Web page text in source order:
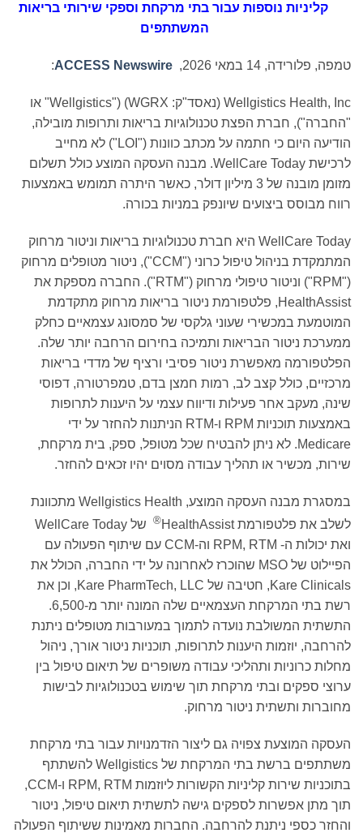
קליניות נוספות עבור בתי מרקחת וספקי שירותי בריאות
המשתתפים
טמפה, פלורידה, 14 במאי 2026, ACCESS Newswire
:
Wellgistics Health, Inc (נאסד"ק: WGRX) ("Wellgistics" או
"החברה"), חברת הפצת טכנולוגיות בריאות ותרופות מובילה,
הודיעה היום כי חתמה על מכתב כוונות ("LOI") לא מחייב
לרכישת WellCare Today. מבנה העסקה המוצע כולל תשלום
מזומן מובנה של 3 מיליון דולר, כאשר היתרה תמומש באמצעות
רווח מבוסס ביצועים שיונפק במניות בכורה.
WellCare Today היא חברת טכנולוגיות בריאות וניטור מרחוק
המתמקדת בניהול טיפול כרוני ("CCM"), ניטור מטופלים מרחוק
("RPM") וניטור טיפולי מרחוק ("RTM"). החברה מספקת את
HealthAssist, פלטפורמת ניטור בריאות מרחוק מתקדמת
המוטמעת במכשירי שעוני גלקסי של סמסונג עצמאיים כחלק
ממערכת ניטור הבריאות ותמיכה בחירום הרחבה יותר שלה.
הפלטפורמה מאפשרת ניטור פסיבי ורציף של מדדי בריאות
מרכזיים, כולל קצב לב, רמות חמצן בדם, טמפרטורה, דפוסי
שינה, מעקב אחר פעילות ודיווח עצמי על היענות לתרופות
באמצעות תוכניות RPM ו-RTM הניתנות להחזר על ידי
Medicare. לא ניתן להבטיח שכל מטופל, ספק, בית מרקחת,
שירות, מכשיר או תהליך עבודה מסוים יהיו זכאים להחזר.
במסגרת מבנה העסקה המוצע, Wellgistics Health מתכוונת
לשלב את פלטפורמת HealthAssist
®
של WellCare Today
ואת יכולות ה- RPM, RTM וה-CCM עם שיתוף הפעולה עם
הפיילוט של MSO שהוכרז לאחרונה על ידי החברה, הכולל את
Kare Clinicals, חטיבה של Kare PharmTech, LLC, וכן את
רשת בתי המרקחת העצמאיים שלה המונה יותר מ-6,500.
התשתית המשולבת נועדה לתמוך במעורבות מטופלים ניתנת
להרחבה, יוזמות היענות לתרופות, תוכניות ניטור אורך, ניהול
מחלות כרוניות ותהליכי עבודה משופרים של תיאום טיפול בין
ערוצי ספקים ובתי מרקחת תוך שימוש בטכנולוגיות לבישות
מחוברות ותשתית ניטור מרחוק.
העסקה המוצעת צפויה גם ליצור הזדמנויות עבור בתי מרקחת
משתתפים ברשת בתי המרקחת של Wellgistics להשתתף
בתוכניות שירות קליניות הקשורות ליוזמות RPM, RTM ו-CCM,
תוך מתן אפשרות לספקים גישה לתשתית תיאום טיפול, ניטור
והחזר כספי ניתנת להרחבה. החברות מאמינות ששיתוף הפעולה